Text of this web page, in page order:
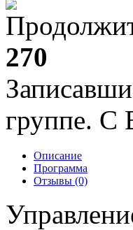
270
группе. С
Описание
Программа
Отзывы (0)